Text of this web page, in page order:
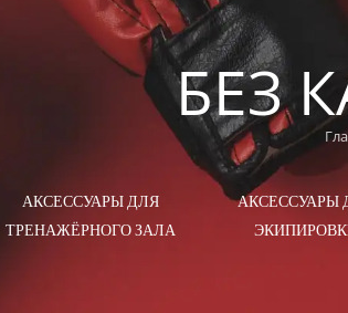
БЕЗ
АКСЕССУАРЫ ДЛЯ
ТРЕНАЖЁРНОГО ЗАЛА
АКСЕССУАРЫ